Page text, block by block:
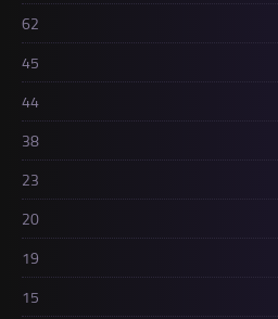
62
45
44
38
23
20
19
15